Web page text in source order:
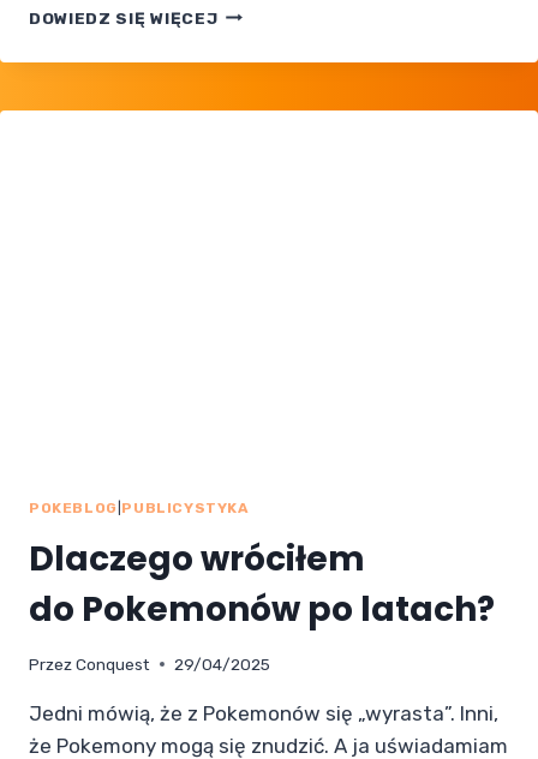
DOWIEDZ SIĘ WIĘCEJPOKEMONY
W NOWYM
SECIE
POKEBLOG PUBLICYSTYKA
Dlaczego wróciłem
do Pokemonów po latach?
Przez Conquest 29/04/2025
Jedni mówią, że z Pokemonów się „wyrasta”. Inni,
że Pokemony mogą się znudzić. A ja uświadamiam